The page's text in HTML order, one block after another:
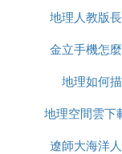
地理教育專業
才。了解教育
地理知識和組
寫
地理人教版
片
金立手機怎
置
地理如何
地理空間雲下
麼打
遼師大海洋